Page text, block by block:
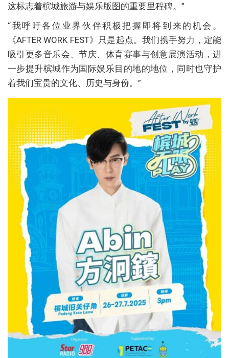
这标志着槟城旅游与娱乐版图的重要里程碑。”
“我呼吁各位业界伙伴积极把握即将到来的机会。
《AFTER WORK FEST》只是起点。我们携手努力，定能
吸引更多音乐会、节庆、体育赛事与创意展演活动，进
一步提升槟城作为国际娱乐目的地的地位，同时也守护
着我们宝贵的文化、历史与身份。”